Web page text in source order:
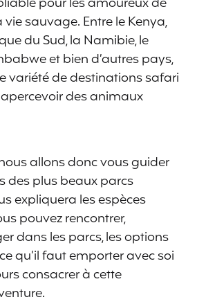
sauvage. Entre le Kenya,
du Sud, la Namibie, le
et bien d’autres pays,
variété de destinations safari
des animaux
allons donc vous guider
des plus beaux parcs
expliquera les espèces
pouvez rencontrer,
dans les parcs, les options
qu’il faut emporter avec soi
consacrer à cette